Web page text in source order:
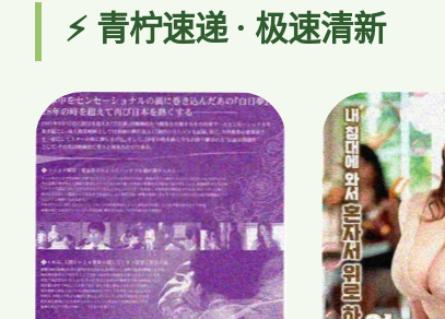
⚡ 青柠速递 · 极速清新